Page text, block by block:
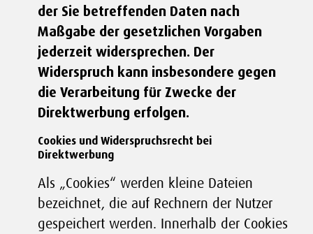
der Sie betreffenden Daten nach
Maßgabe der gesetzlichen Vorgaben
jederzeit widersprechen. Der
Widerspruch kann insbesondere gegen
die Verarbeitung für Zwecke der
Direktwerbung erfolgen.
Cookies und Widerspruchsrecht bei
Direktwerbung
Als „Cookies“ werden kleine Dateien
bezeichnet, die auf Rechnern der Nutzer
gespeichert werden. Innerhalb der Cookies